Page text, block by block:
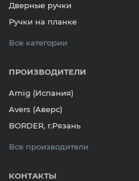
Дверные ручки
Ручки на планке
Все категории
ПРОИЗВОДИТЕЛИ
Amig (Испания)
Avers (Аверс)
BORDER, г.Рязань
Все производители
КОНТАКТЫ